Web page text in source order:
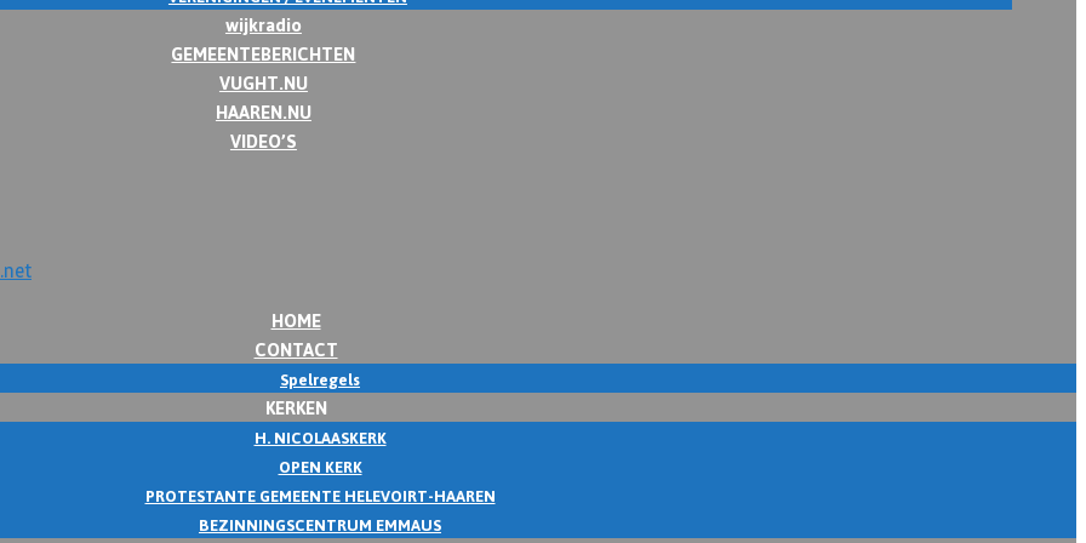
wijkradio
GEMEENTEBERICHTEN
VUGHT.NU
HAAREN.NU
VIDEO’S
HOME
CONTACT
Spelregels
KERKEN
H. NICOLAASKERK
OPEN KERK
PROTESTANTE GEMEENTE HELEVOIRT-HAAREN
BEZINNINGSCENTRUM EMMAUS